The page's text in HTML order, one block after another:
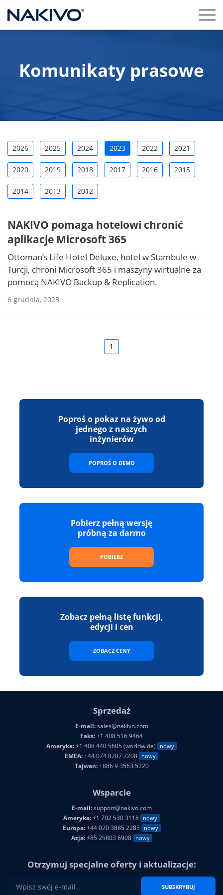
Komunikaty prasowe
2026 2025 2024 2023 2022 2021
2020 2019 2018 2017 2016 2015
2014 2013 2012
NAKIVO pomaga hotelowi chronić
aplikacje Microsoft 365
Ottoman’s Life Hotel Deluxe, hotel w Stambule w
Turcji, chroni Microsoft 365 i maszyny wirtualne za
pomocą NAKIVO Backup & Replication.
6 grudnia, 2023
1
Poproś o pokaz na żywo od
jednego z naszych
inżynierów
POPROŚ O DEMO
Pobierz pełną wersję
próbną za darmo
POBIERZ
Zobacz pełną listę funkcji,
edycji i cen
ZOBACZ CENY
Sprzedaż
E-mail:sales@nakivo.com
Faks:+1 408 516 9464
Ameryka:+1 408 440 5605 (worldwide) nowy
EMEA:+44 074 8287 7208 nowy
Tajwan:+886 9 3563 5220
Wsparcie
E-mail:support@nakivo.com
Ameryka:+1 702 530 3118 nowy
Europa:+44 020 3885 2285 nowy
Azja:+85 25803 6908 nowy
Otrzymuj specjalne oferty i aktualizacje:
SUBSKRYBUJ